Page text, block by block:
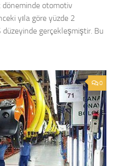
döneminde otomotiv
yıla göre yüzde 2
düzeyinde gerçekleşmiştir. Bu
0